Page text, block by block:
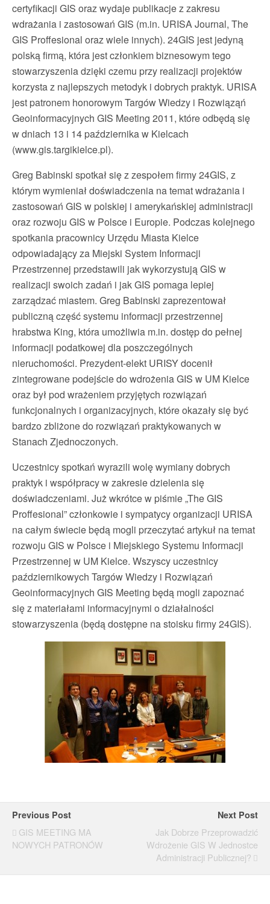
certyfikacji GIS oraz wydaje publikacje z zakresu
wdrażania i zastosowań GIS (m.in. URISA Journal, The
GIS Proffesional oraz wiele innych). 24GIS jest jedyną
polską firmą, która jest członkiem biznesowym tego
stowarzyszenia dzięki czemu przy realizacji projektów
korzysta z najlepszych metodyk i dobrych praktyk. URISA
jest patronem honorowym Targów Wiedzy i Rozwiąząń
Geoinformacyjnych GIS Meeting 2011, które odbędą się
w dniach 13 i 14 października w Kielcach
(www.gis.targikielce.pl).
Greg Babinski spotkał się z zespołem firmy 24GIS, z
którym wymieniał doświadczenia na temat wdrażania i
zastosowań GIS w polskiej i amerykańskiej administracji
oraz rozwoju GIS w Polsce i Europie. Podczas kolejnego
spotkania pracownicy Urzędu Miasta Kielce
odpowiadający za Miejski System Informacji
Przestrzennej przedstawili jak wykorzystują GIS w
realizacji swoich zadań i jak GIS pomaga lepiej
zarządzać miastem. Greg Babinski zaprezentował
publiczną część systemu informacji przestrzennej
hrabstwa King, która umożliwia m.in. dostęp do pełnej
informacji podatkowej dla poszczególnych
nieruchomości. Prezydent-elekt URISY docenił
zintegrowane podejście do wdrożenia GIS w UM Kielce
oraz był pod wrażeniem przyjętych rozwiązań
funkcjonalnych i organizacyjnych, które okazały się być
bardzo zbliżone do rozwiązań praktykowanych w
Stanach Zjednoczonych.
Uczestnicy spotkań wyrazili wolę wymiany dobrych
praktyk i współpracy w zakresie dzielenia się
doświadczeniami. Już wkrótce w piśmie „The GIS
Proffesional” członkowie i sympatycy organizacji URISA
na całym świecie będą mogli przeczytać artykuł na temat
rozwoju GIS w Polsce i Miejskiego Systemu Informacji
Przestrzennej w UM Kielce. Wszyscy uczestnicy
październikowych Targów Wiedzy i Rozwiązań
Geoinformacyjnych GIS Meeting będą mogli zapoznać
się z materiałami informacyjnymi o działalności
stowarzyszenia (będą dostępne na stoisku firmy 24GIS).
Previous Post
GIS MEETING MA
NOWYCH PATRONÓW
Next Post
Jak Dobrze Przeprowadzić
Wdrożenie GIS W Jednostce
Administracji Publicznej?